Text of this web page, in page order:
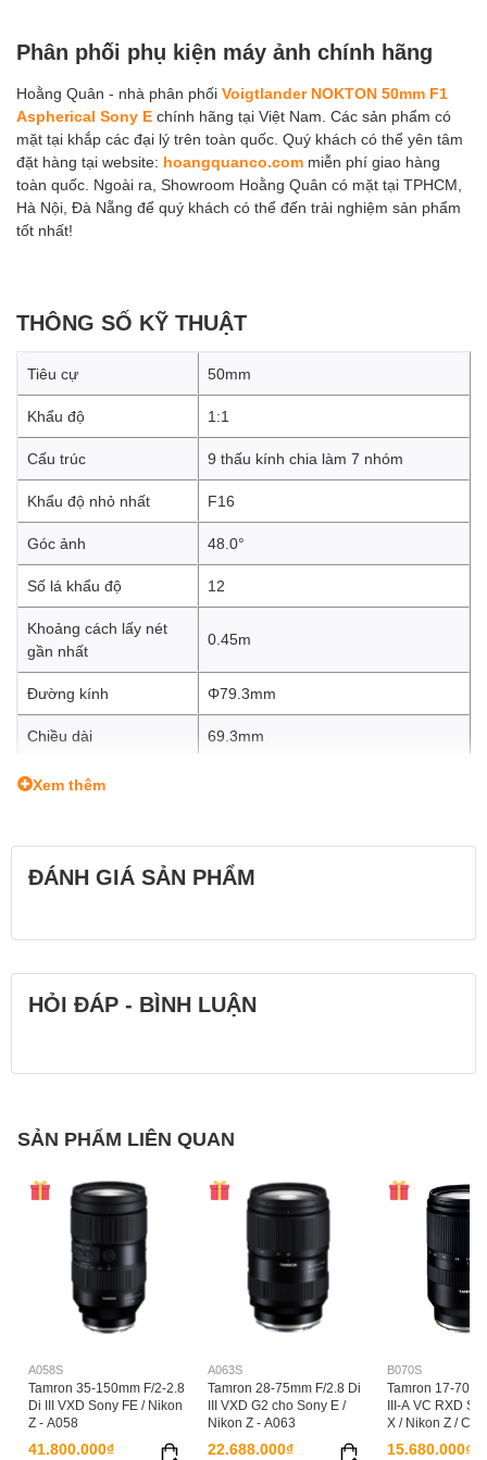
Phân phối phụ kiện máy ảnh chính hãng
Hoằng Quân - nhà phân phối Voigtlander NOKTON 50mm F1
Aspherical Sony E chính hãng tại Việt Nam. Các sản phẩm có
mặt tại khắp các đại lý trên toàn quốc. Quý khách có thể yên tâm
đặt hàng tại website: hoangquanco.com miễn phí giao hàng
toàn quốc. Ngoài ra, Showroom Hoằng Quân có mặt tại TPHCM,
Hà Nội, Đà Nẵng để quý khách có thể đến trải nghiệm sản phẩm
tốt nhất!
THÔNG SỐ KỸ THUẬT
Tiêu cự 50mm
Khẩu độ 1:1
Cấu trúc 9 thấu kính chia làm 7 nhóm
Khẩu độ nhỏ nhất F16
Góc ảnh 48.0°
Số lá khẩu độ 12
Khoảng cách lấy nét
gần nhất
0.45m
Đường kính Φ79.3mm
Chiều dài 69.3mm
Trọng lượng
Ngàm Sony E
Electric Contact Available
Exif information Correspondence
Axis
Front Cap, Rear Cap, Lens Hood
Xem thêm
ĐÁNH GIÁ SẢN PHẨM
HỎI ĐÁP - BÌNH LUẬN
SẢN PHẨM LIÊN QUAN
A058S
Tamron 35-150mm F/2-2.8
Di III VXD Sony FE / Nikon
Z - A058
41.800.000₫
A063S
Tamron 28-75mm F/2.8 Di
III VXD G2 cho Sony E /
Nikon Z - A063
22.688.000₫
B070S
Tamron 17-
III-A VC RXD
X / Nikon Z /
15.680.000₫